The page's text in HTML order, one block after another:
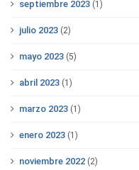
septiembre 2023 (1)
julio 2023 (2)
mayo 2023 (5)
abril 2023 (1)
marzo 2023 (1)
enero 2023 (1)
noviembre 2022 (2)